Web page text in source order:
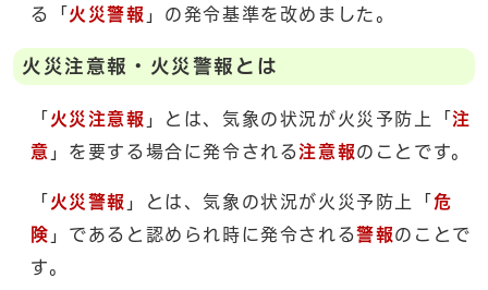
る「火災警報 」の発令基準を改めました。
火災注意報・火災警報とは
「 火災注意報 」とは、気象の状況が火災予防上「注
意 」を要する場合に発令される注意報のことです。
「 火災警報 」とは、気象の状況が火災予防上「 危
険 」であると認められ時に発令される警報のことで
す。